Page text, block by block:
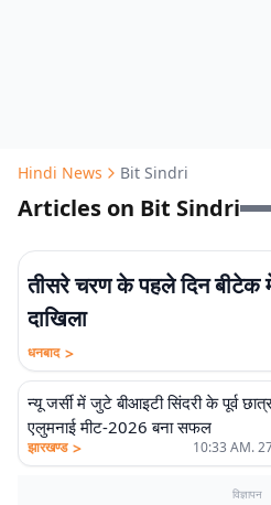
Hindi News Bit Sindri
Articles on Bit Sindri
तीसरे चरण के पहले दिन बीटेक में
दाखिला
धनबाद >
न्यू जर्सी में जुटे बीआइटी सिंदरी के पूर्व
एलुमनाई मीट-2026 बना सफल
झारखण्ड > 10:33 AM.
विज्ञापन